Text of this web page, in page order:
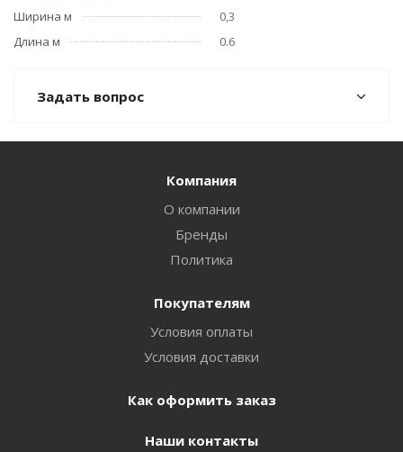
Ширина м
0,3
Длина м
0.6
Задать вопрос
Компания
О компании
Бренды
Политика
Покупателям
Условия оплаты
Условия доставки
Как оформить заказ
Наши контакты